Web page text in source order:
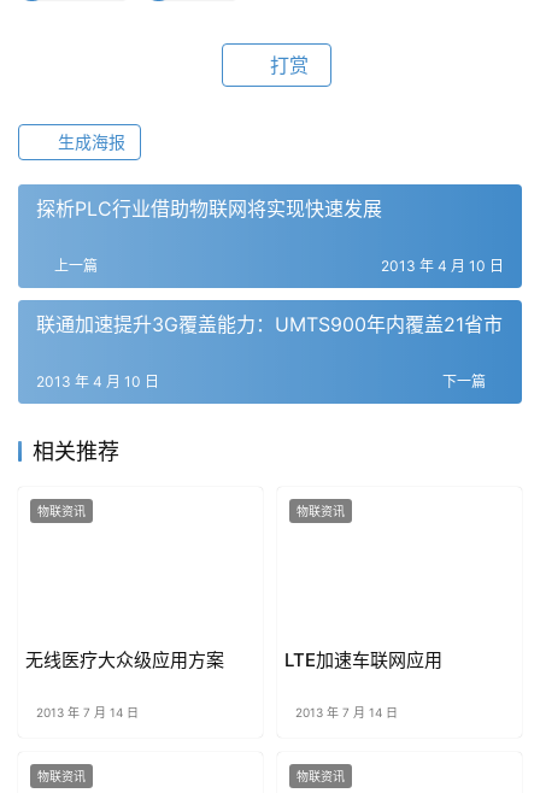
打赏
生成海报
探析PLC行业借助物联网将实现快速发展
上一篇 2013 年 4 月 10 日
联通加速提升3G覆盖能力：UMTS900年内覆盖21省市
下一篇
2013 年 4 月 10 日
相关推荐
物联资讯
无线医疗大众级应用方案
2013 年 7 月 14 日
物联资讯
LTE加速车联网应用
2013 年 7 月 14 日
物联资讯 物联资讯